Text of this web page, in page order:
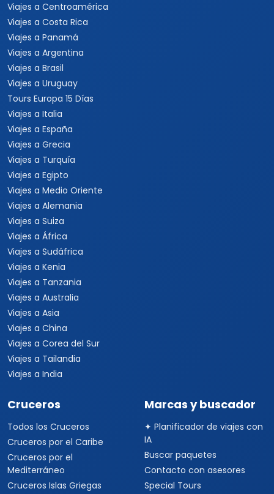
Viajes a Centroamérica
Viajes a Costa Rica
Viajes a Panamá
Viajes a Argentina
Viajes a Brasil
Viajes a Uruguay
Tours Europa 15 Días
Viajes a Italia
Viajes a España
Viajes a Grecia
Viajes a Turquía
Viajes a Egipto
Viajes a Medio Oriente
Viajes a Alemania
Viajes a Suiza
Viajes a África
Viajes a Sudáfrica
Viajes a Kenia
Viajes a Tanzania
Viajes a Australia
Viajes a Asia
Viajes a China
Viajes a Corea del Sur
Viajes a Tailandia
Viajes a India
Cruceros
Todos los Cruceros
Cruceros por el Caribe
Cruceros por el
Mediterráneo
Cruceros Islas Griegas
Marcas y buscador
✦ Planificador de viajes con
IA
Buscar paquetes
Contacto con asesores
Special Tours